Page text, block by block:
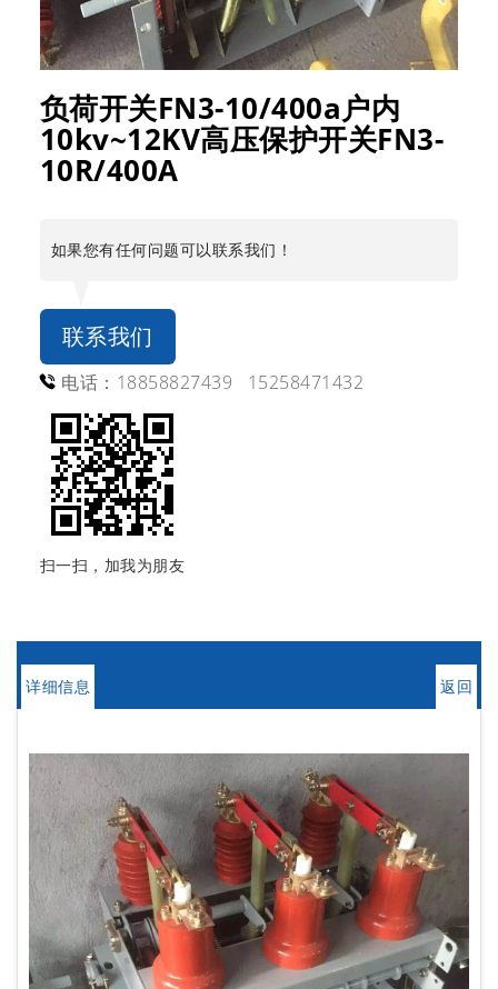
负荷开关FN3-10/400a户内
10kv~12KV高压保护开关FN3-
10R/400A
如果您有任何问题可以联系我们！
联系我们
电话：18858827439 15258471432
扫一扫，加我为朋友
详细信息 返回